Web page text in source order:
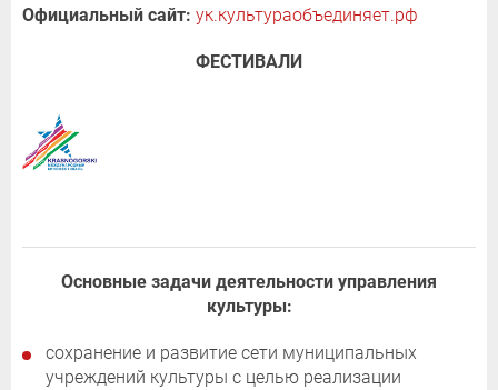
Официальный сайт: ук.культураобъединяет.рф
ФЕСТИВАЛИ
Основные задачи деятельности управления
культуры:
сохранение и развитие сети муниципальных
учреждений культуры с целью реализации